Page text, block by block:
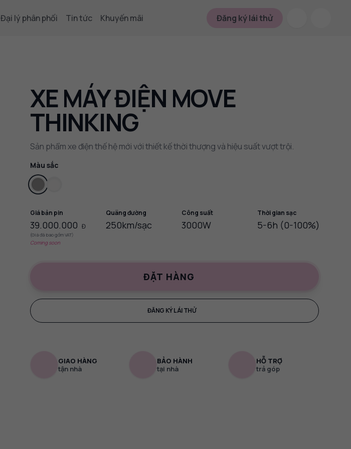
Đại lý phân phối Tin tức Khuyến mãi Đăng ký lái thử
XE MÁY ĐIỆN MOVE
THINKING
Sản phẩm xe điện thế hệ mới với thiết kế thời thượng và hiệu suất vượt trội.
Màu sắc
Giá bản pin
39.000.000 Đ
(Giá đã bao gồm VAT)
Coming soon
Quãng đường
250km/sạc
Công suất
3000W
Thời gian sạc
5-6h (0-100%)
ĐẶT HÀNG
ĐĂNG KÝ LÁI THỬ
GIAO HÀNG
tận nhà
BẢO HÀNH
tại nhà
HỖ TRỢ
trả góp